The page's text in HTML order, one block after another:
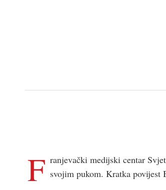
F ranjevački medijski centar
svojim pukom. Kratka povijest